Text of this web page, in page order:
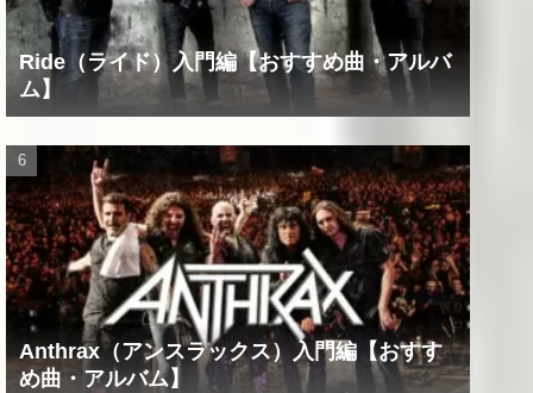
Ride（ライド）入門編【おすすめ曲・アルバ
ム】
Anthrax（アンスラックス）入門編【おすす
め曲・アルバム】